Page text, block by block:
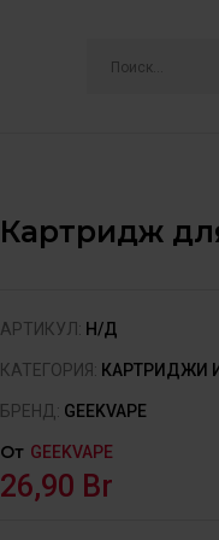
Картридж
АРТИКУЛ: Н/Д
КАТЕГОРИЯ: КАРТРИДЖИ
БРЕНД: GEEKVAPE
От GEEKVAPE
26,90 Br